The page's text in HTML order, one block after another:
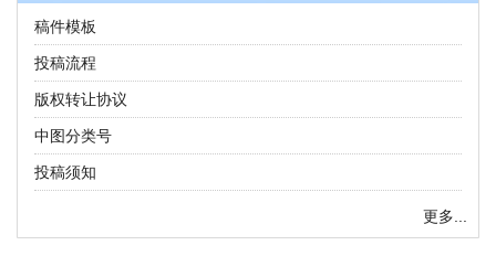
稿件模板
投稿流程
版权转让协议
中图分类号
投稿须知
更多...